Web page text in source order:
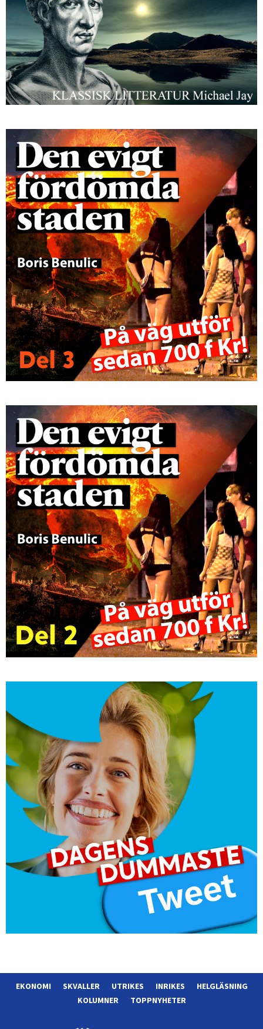
EKONOMI SKVALLER UTRIKES INRIKES
HELGLÄSNING
KOLUMNER
TOPPNYHETER